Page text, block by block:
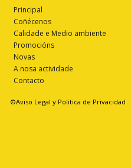
Principal
Coñécenos
Calidade e Medio ambiente
Promocións
Novas
A nosa actividade
Contacto
©Aviso Legal y Politica de Privacidad